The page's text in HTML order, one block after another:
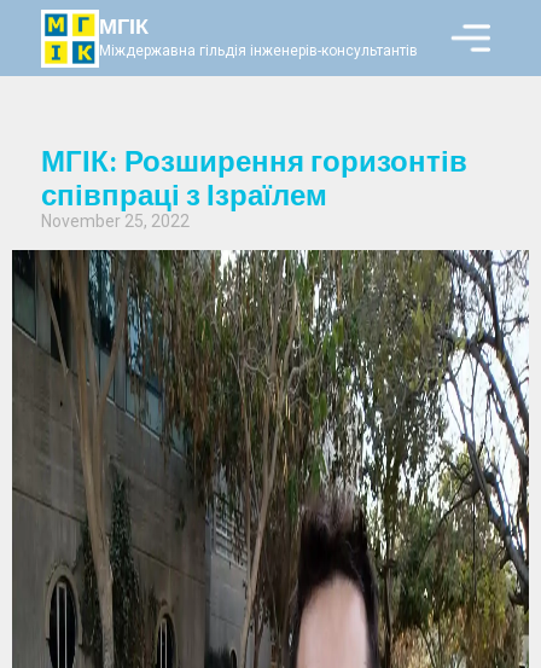
МГІК
Міждержавна гільдія інженерів-консультантів
МГІК: Розширення горизонтів
співпраці з Ізраїлем
November 25, 2022